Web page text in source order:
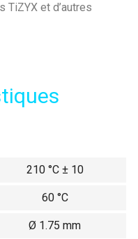
et d’autres
210 °C ± 10
60 °C
Ø 1.75 mm